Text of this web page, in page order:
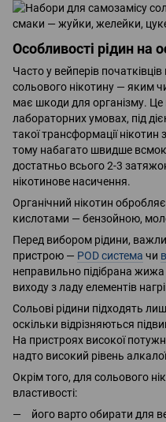
Особливості рідин на
Часто у вейперів
сольового нікотину — яким
має шкоди для організму. Це
лабораторних умовах, під
такої трансформації
тому набагато швидше
достатньо всього 2-3
нікотинове насичення.
Органічний нікотин
кислотами — бензойною,
Перед вибором рідини,
пристрою — POD система чи
неправильно підібрана
виходу з ладу елементів
Сольові рідини підходять
оскільки відрізняються
На пристроях високої
надто високий рівень
Окрім того, для сольового
властивості:
його варто обирати для